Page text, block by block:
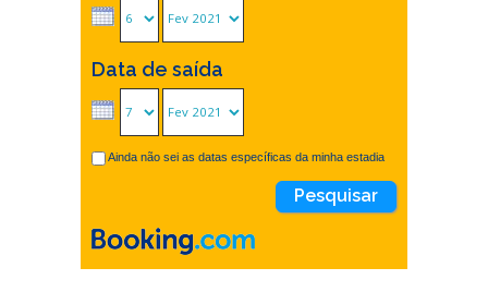
Data de saída
Ainda não sei as datas específicas da minha estadia